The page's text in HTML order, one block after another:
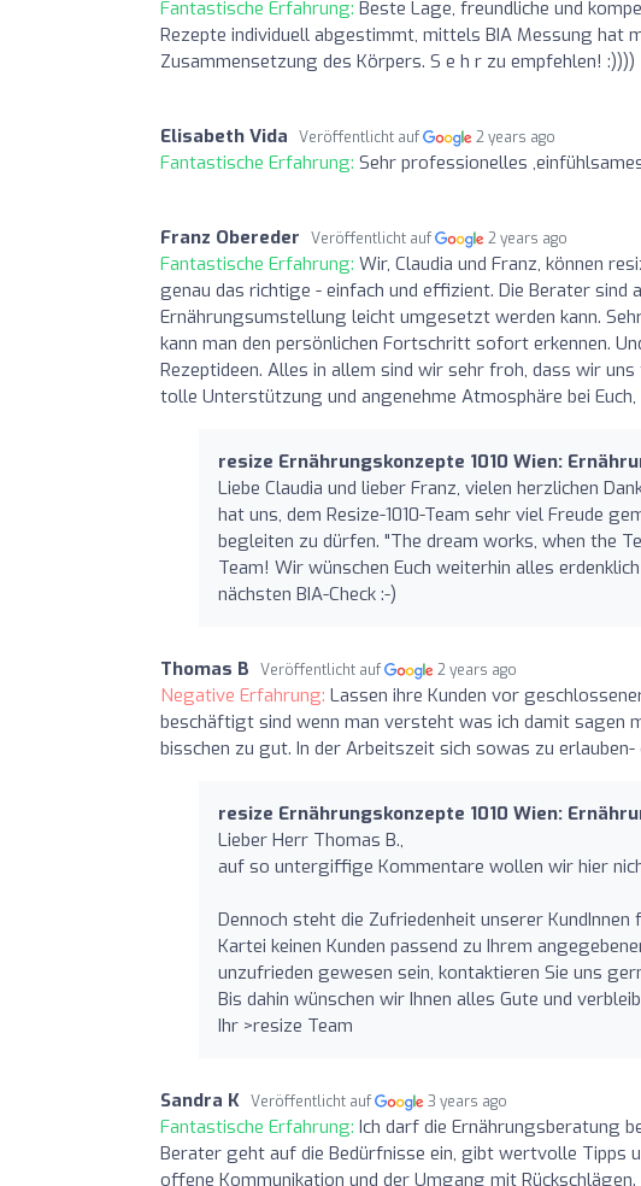
Fantastische Erfahrung: Beste Lage, freundliche und
Rezepte individuell abgestimmt, mittels BIA Messung hat
Zusammensetzung des Körpers. S e h r zu empfehlen! :))))
Elisabeth Vida Veröffentlicht auf 2 years ago
Fantastische Erfahrung: Sehr professionelles
Franz Obereder Veröffentlicht auf 2 years ago
Fantastische Erfahrung: Wir, Claudia und Franz, können
genau das richtige - einfach und effizient. Die Berater
Ernährungsumstellung leicht umgesetzt werden kann.
kann man den persönlichen Fortschritt sofort erkennen.
Rezeptideen. Alles in allem sind wir sehr froh, dass wir
tolle Unterstützung und angenehme Atmosphäre bei
resize Ernährungskonzepte 1010 Wien:
Liebe Claudia und lieber Franz, vielen herzlichen
hat uns, dem Resize-1010-Team sehr viel Freude
begleiten zu dürfen. "The dream works, when the
Team! Wir wünschen Euch weiterhin alles
nächsten BIA-Check :-)
Thomas B Veröffentlicht auf 2 years ago
Negative Erfahrung: Lassen ihre Kunden vor
beschäftigt sind wenn man versteht was ich damit sagen
bisschen zu gut. In der Arbeitszeit sich sowas zu
resize Ernährungskonzepte 1010 Wien:
Lieber Herr Thomas B.,
auf so untergiffige Kommentare wollen wir hier
Dennoch steht die Zufriedenheit unserer
Kartei keinen Kunden passend zu Ihrem
unzufrieden gewesen sein, kontaktieren Sie uns
Bis dahin wünschen wir Ihnen alles Gute und
Ihr >resize Team
Sandra K Veröffentlicht auf 3 years ago
Fantastische Erfahrung: Ich darf die Ernährungsberatung
Berater geht auf die Bedürfnisse ein, gibt wertvolle Tipps
offene Kommunikation und der Umgang mit